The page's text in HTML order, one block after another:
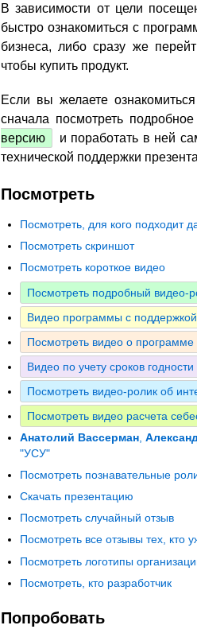
В зависимости от цели
быстро ознакомиться с
бизнеса, либо сразу же
чтобы купить продукт.
Если вы желаете
сначала посмотреть подробное
версию
и поработать в ней
технической поддержки
Посмотреть
Посмотреть, для кого подходит
Посмотреть скриншот
Посмотреть короткое видео
Посмотреть подробный видео-
Видео программы с
Посмотреть видео о
Видео по учету сроков
Посмотреть видео-ролик об
Посмотреть видео расчета
Анатолий Вассерман
"УСУ"
Посмотреть познавательные
Скачать презентацию
Посмотреть случайный отзыв
Посмотреть все отзывы тех, кто
Посмотреть логотипы
Посмотреть, кто разработчик
Попробовать